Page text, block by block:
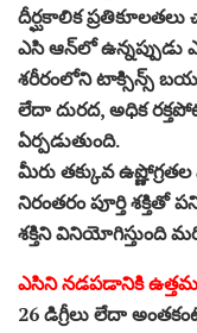
దీర్ఘకాలిక
ఎసి ఆన్‌లో
శరీరంలోని టాక్సిన్స్
లేదా దురద, అధిక
ఏర్పడుతుంది.
మీరు తక్కువ ఉష్ణోగ్రతల
నిరంతరం పూర్తి శక్తితో
శక్తిని వినియోగిస్తుంది
ఎసిని నడపడానికి
26 డిగ్రీలు లేదా